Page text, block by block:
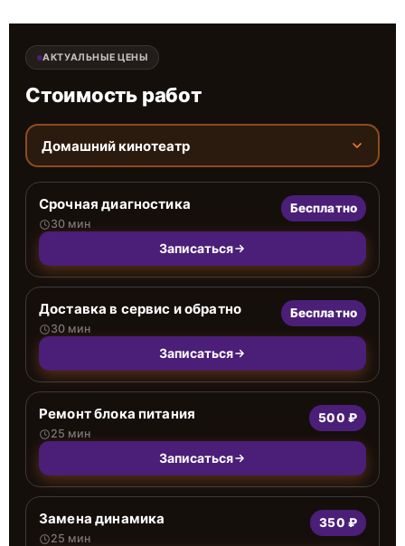
АКТУАЛЬНЫЕ ЦЕНЫ
Стоимость работ
Домашний кинотеатр
Срочная диагностика
30 мин
Бесплатно
Записаться
Доставка в сервис и обратно
30 мин
Бесплатно
Записаться
Ремонт блока питания
25 мин
500 ₽
Записаться
Замена динамика
25 мин
350 ₽